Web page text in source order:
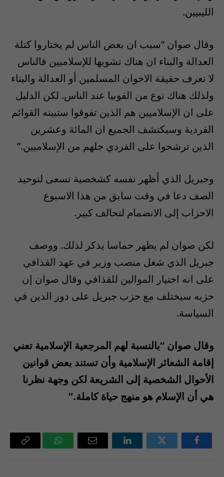
الليبيين.
وقال صوان “سبب ان بعض الناس لم يختاروا كتلة
العدالة والبناء ان هناك تشويها للإسلاميين فالناس
لا تعرف حقيقة الاخوان المسلمين أو العدالة والبناء
ولذلك هناك نوع من الفوبيا عند الناس. لكن الدليل
على ان الإسلاميين هم الذين تفوقوا ستبينه القوائم
الفردية وسيكتشف الجميع ان المائة وعشرين
الذين ترشحوا على الفردي جلهم من الإسلاميين.”
وجبريل الذي أظهر نفسه كشخصية تسعى لتوحيد
الصف دعا في وقت سابق من هذا الاسبوع
الاحزاب إلى الانضمام لتحالف كبير.
لكن صوان لم يظهر حماسا يذكر لذلك. ووصف
جبريل الذي شغل منصب وزير في عهد القذافي
على انه اختيار الموالين للقذافي وقال صوان إن
حزبه سيختلف مع حزب جبريل على دور الدين في
السياسة.
وقال صوان “بالنسبة لهم المرجعية الإسلامية تعني
إقامة الشعائر الإسلامية وأن تستند بعض قوانين
الأحوال الشخصية إلى الشريعة لكن وجهة نظرنا
هي أن الإسلام هو منهج حياة كاملة.”
فيسبوك تويتر لينكدإن
البريد
واتساب Copy